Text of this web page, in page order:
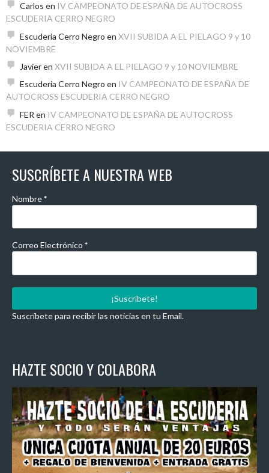
Carlos en IV CAMPEONATO DE ESPAÑA DE AUTOCROSS
ESCUDERIA CERRO NEGRO
Escuderia Cerro Negro en XVII SUBIDA A EL PIELAGO 9 y 10
NOVIEMBRE
Javieren XVII SUBIDA A EL PIELAGO 9 y 10 NOVIEMBRE
Escuderia Cerro Negro en IV CAMPEONATO DE ESPAÑA DE
AUTOCROSS ESCUDERIA CERRO NEGRO
FER en IV CAMPEONATO DE ESPAÑA DE AUTOCROSS
ESCUDERIA CERRO NEGRO
SUSCRÍBETE A NUESTRA WEB
Nombre*
Correo Electrónico *
Suscríbete para recibir las noticias en tu Email.
HAZTE SOCIO Y COLABORA